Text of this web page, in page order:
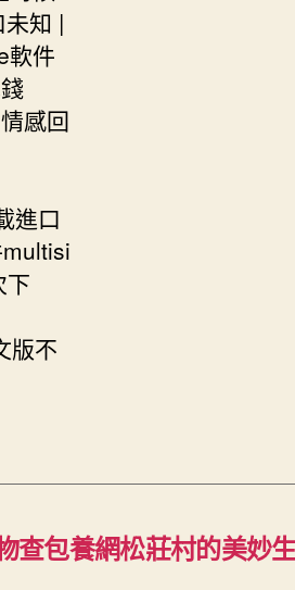
知 |
軟件
感回
進口
下
版不
查包養網松莊村的美妙